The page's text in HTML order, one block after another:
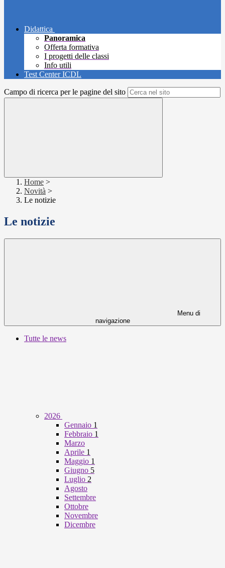
Didattica
Panoramica
Offerta formativa
I progetti delle classi
Info utili
Test Center ICDL
Campo di ricerca per le pagine del sito
Home >
Novità >
Le notizie
Le notizie
Menu di
navigazione
Tutte le news
2026
Gennaio 1
Febbraio 1
Marzo
Aprile 1
Maggio 1
Giugno 5
Luglio 2
Agosto
Settembre
Ottobre
Novembre
Dicembre